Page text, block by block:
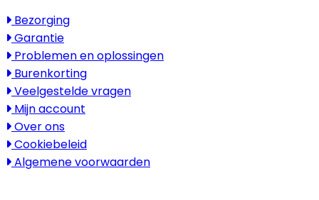
Bezorging
Garantie
Problemen en oplossingen
Burenkorting
Veelgestelde vragen
Mijn account
Over ons
Cookiebeleid
Algemene voorwaarden